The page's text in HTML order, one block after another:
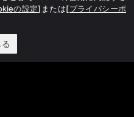
の設定] または[プライバシーポ